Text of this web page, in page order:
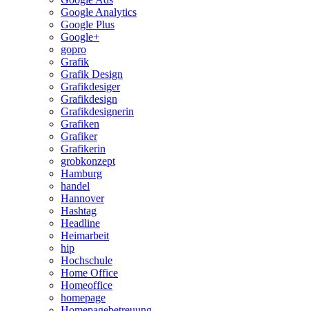
Google Analytics
Google Plus
Google+
gopro
Grafik
Grafik Design
Grafikdesiger
Grafikdesign
Grafikdesignerin
Grafiken
Grafiker
Grafikerin
grobkonzept
Hamburg
handel
Hannover
Hashtag
Headline
Heimarbeit
hip
Hochschule
Home Office
Homeoffice
homepage